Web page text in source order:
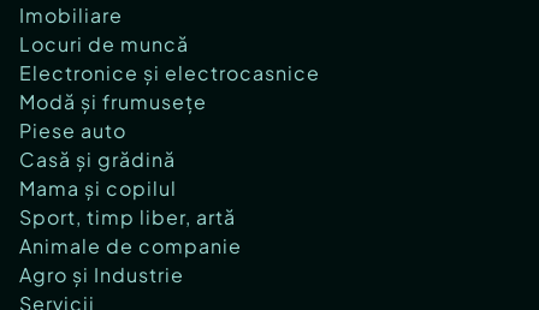
Imobiliare
Locuri de muncă
Electronice și electrocasnice
Modă și frumusețe
Piese auto
Casă și grădină
Mama și copilul
Sport, timp liber, artă
Animale de companie
Agro și Industrie
Servicii